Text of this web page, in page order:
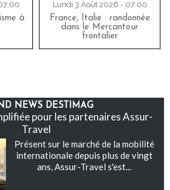
à
Lundi 3 Août 2026 - 07:00
France, Italie : randonnée
dans le Mercantour
frontalier
NEWS DESTIMAG
pour les partenaires Assur-
Travel
Présent sur le marché de la mobilité
internationale depuis plus de vingt
ans, Assur-Travel s'est...